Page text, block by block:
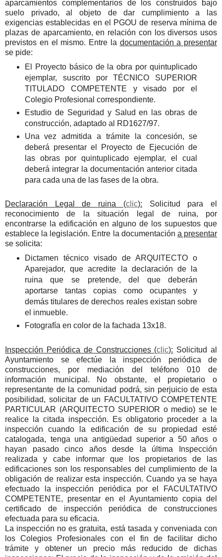
aparcamientos complementarios de los construidos bajo
suelo privado, al objeto de dar cumplimiento a las
exigencias establecidas en el PGOU de reserva mínima de
plazas de aparcamiento, en relación con los diversos usos
previstos en el mismo. Entre la documentación a presentar
se pide:
El Proyecto básico de la obra por quintuplicado
ejemplar, suscrito por TÉCNICO SUPERIOR
TITULADO COMPETENTE y visado por el
Colegio Profesional correspondiente.
Estudio de Seguridad y Salud en las obras de
construcción, adaptado al RD1627/97.
Una vez admitida a trámite la concesión, se
deberá presentar el Proyecto de Ejecución de
las obras por quintuplicado ejemplar, el cual
deberá integrar la documentación anterior citada
para cada una de las fases de la obra.
Declaración Legal de ruina (clic): Solicitud para el
reconocimiento de la situación legal de ruina, por
encontrarse la edificación en alguno de los supuestos que
establece la legislación. Entre la documentación a presentar
se solicita:
Dictamen técnico visado de ARQUITECTO o
Aparejador, que acredite la declaración de la
ruina que se pretende, del que deberán
aportarse tantas copias como ocupantes y
demás titulares de derechos reales existan sobre
el inmueble.
Fotografía en color de la fachada 13x18.
Inspección Periódica de Construcciones (clic): Solicitud al
Ayuntamiento se efectúe la inspección periódica de
construcciones, por mediación del teléfono 010 de
información municipal. No obstante, el propietario o
representante de la comunidad podrá, sin perjuicio de esta
posibilidad, solicitar de un FACULTATIVO COMPETENTE
PARTICULAR (ARQUITECTO SUPERIOR o medio) se le
realice la citada inspección. Es obligatorio proceder a la
inspección cuando la edificación de su propiedad esté
catalogada, tenga una antigüedad superior a 50 años o
hayan pasado cinco años desde la última Inspección
realizada y cabe informar que los propietarios de las
edificaciones son los responsables del cumplimiento de la
obligación de realizar esta inspección. Cuando ya se haya
efectuado la inspección periódica por el FACULTATIVO
COMPETENTE, presentar en el Ayuntamiento copia del
certificado de inspección periódica de construcciones
efectuada para su eficacia.
La inspección no es gratuita, está tasada y conveniada con
los Colegios Profesionales con el fin de facilitar dicho
trámite y obtener un precio más reducido de dichas